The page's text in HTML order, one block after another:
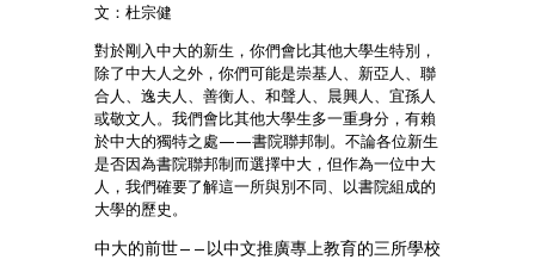
文：杜宗健
對於剛入中大的新生，你們會比其他大學生特別，
除了中大人之外，你們可能是崇基人、新亞人、聯
合人、逸夫人、善衡人、和聲人、晨興人、宜孫人
或敬文人。我們會比其他大學生多一重身分，有賴
於中大的獨特之處——書院聯邦制。不論各位新生
是否因為書院聯邦制而選擇中大，但作為一位中大
人，我們確要了解這一所與別不同、以書院組成的
大學的歷史。
中大的前世——以中文推廣專上教育的三所學校